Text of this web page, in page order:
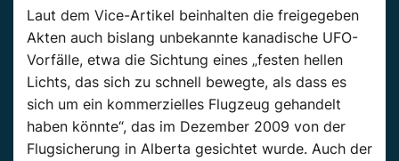
Laut dem Vice-Artikel beinhalten die freigegeben
Akten auch bislang unbekannte kanadische UFO-
Vorfälle, etwa die Sichtung eines „festen hellen
Lichts, das sich zu schnell bewegte, als dass es
sich um ein kommerzielles Flugzeug gehandelt
haben könnte“, das im Dezember 2009 von der
Flugsicherung in Alberta gesichtet wurde. Auch der